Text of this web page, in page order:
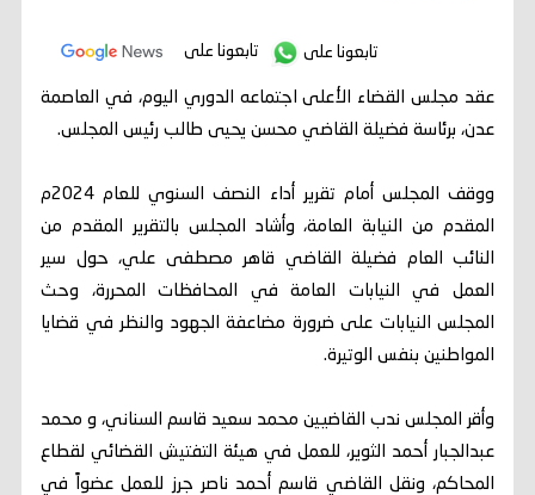
تابعونا على تابعونا على
عقد مجلس القضاء الأعلى اجتماعه الدوري اليوم، في العاصمة
عدن، برئاسة فضيلة القاضي محسن يحيى طالب رئيس المجلس.
ووقف المجلس أمام تقرير أداء النصف السنوي للعام 2024م
المقدم من النيابة العامة، وأشاد المجلس بالتقرير المقدم من
النائب العام فضيلة القاضي قاهر مصطفى علي، حول سير
العمل في النيابات العامة في المحافظات المحررة، وحث
المجلس النيابات على ضرورة مضاعفة الجهود والنظر في قضايا
المواطنين بنفس الوتيرة.
وأقر المجلس ندب القاضيين محمد سعيد قاسم السناني، و محمد
عبدالجبار أحمد الثوير، للعمل في هيئة التفتيش القضائي لقطاع
المحاكم، ونقل القاضي قاسم أحمد ناصر جرز للعمل عضواً في